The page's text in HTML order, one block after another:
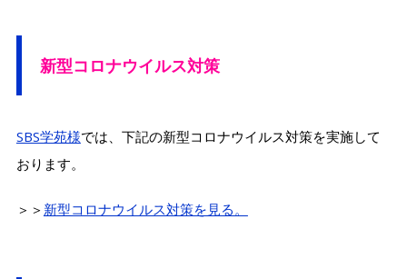
新型コロナウイルス対策
SBS学苑様では、下記の新型コロナウイルス対策を実施して
おります。
＞＞ 新型コロナウイルス対策を見る。